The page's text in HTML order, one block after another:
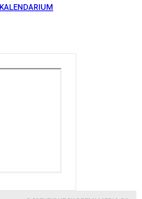
KALENDARIUM